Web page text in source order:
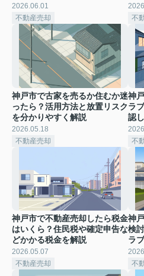
2026.06.01
不動産売却
不
神戸市で古家を売るか住むか迷
ったら？活用方法と放置リスク
を分かりやすく解説
2026.05.18
不動産売却
神
ラ
認
不
神戸市で不動産売却したら税金
はいくら？住民税や確定申告な
どかかる税金を解説
2026.05.07
不動産売却
神
検
ラ
不